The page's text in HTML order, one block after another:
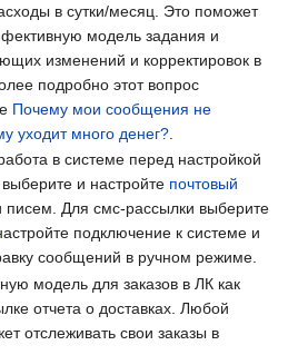
в сутки/месяц. Это поможет
модель задания и
изменений и корректировок в
подробно этот вопрос
Почему мои сообщения не
уходит много денег?.
в системе перед настройкой
и настройте почтовый
писем. Для смс-рассылки выберите
подключение к системе и
сообщений в ручном режиме.
модель для заказов в ЛК как
отчета о доставках. Любой
отслеживать свои заказы в